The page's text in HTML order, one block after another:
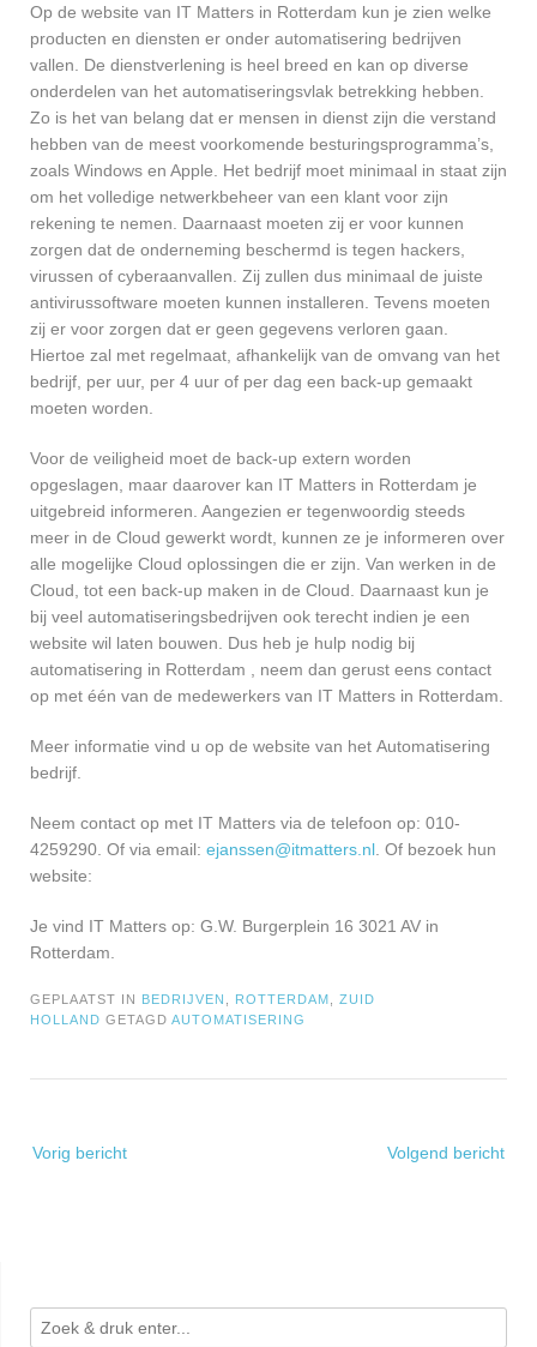
Op de website van IT Matters in Rotterdam kun je zien welke
producten en diensten er onder automatisering bedrijven
vallen. De dienstverlening is heel breed en kan op diverse
onderdelen van het automatiseringsvlak betrekking hebben.
Zo is het van belang dat er mensen in dienst zijn die verstand
hebben van de meest voorkomende besturingsprogramma’s,
zoals Windows en Apple. Het bedrijf moet minimaal in staat zijn
om het volledige netwerkbeheer van een klant voor zijn
rekening te nemen. Daarnaast moeten zij er voor kunnen
zorgen dat de onderneming beschermd is tegen hackers,
virussen of cyberaanvallen. Zij zullen dus minimaal de juiste
antivirussoftware moeten kunnen installeren. Tevens moeten
zij er voor zorgen dat er geen gegevens verloren gaan.
Hiertoe zal met regelmaat, afhankelijk van de omvang van het
bedrijf, per uur, per 4 uur of per dag een back-up gemaakt
moeten worden.
Voor de veiligheid moet de back-up extern worden
opgeslagen, maar daarover kan IT Matters in Rotterdam je
uitgebreid informeren. Aangezien er tegenwoordig steeds
meer in de Cloud gewerkt wordt, kunnen ze je informeren over
alle mogelijke Cloud oplossingen die er zijn. Van werken in de
Cloud, tot een back-up maken in de Cloud. Daarnaast kun je
bij veel automatiseringsbedrijven ook terecht indien je een
website wil laten bouwen. Dus heb je hulp nodig bij
automatisering in Rotterdam , neem dan gerust eens contact
op met één van de medewerkers van IT Matters in Rotterdam.
Meer informatie vind u op de website van het Automatisering
bedrijf.
Neem contact op met IT Matters via de telefoon op: 010-
4259290. Of via email: ejanssen@itmatters.nl . Of bezoek hun
website:
Je vind IT Matters op: G.W. Burgerplein 16 3021 AV in
Rotterdam.
GEPLAATST IN BEDRIJVEN ROTTERDAM
ZUID
HOLLAND GETAGD AUTOMATISERING
navigatie
Vorig bericht Volgend bericht